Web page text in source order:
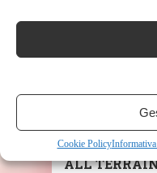
Cookie Policy
GB GOLD
ALL